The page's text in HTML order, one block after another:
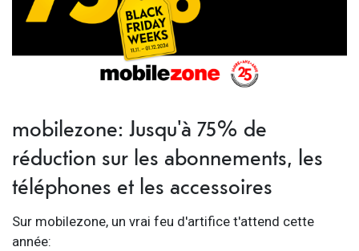
mobilezone: Jusqu'à 75% de
réduction sur les abonnements, les
téléphones et les accessoires
Sur mobilezone, un vrai feu d'artifice t'attend cette
année: